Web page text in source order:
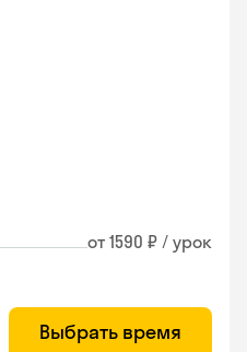
от 1590 ₽ / урок
Выбрать время